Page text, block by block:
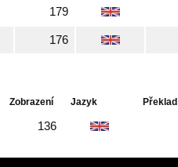
179
176
Zobrazení Jazyk Překlad
136